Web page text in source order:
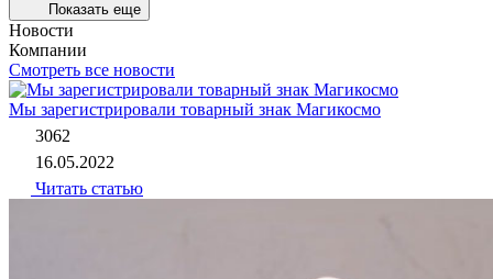
Показать еще
Новости
Компании
Смотреть все новости
Мы зарегистрировали товарный знак Магикосмо
3062
16.05.2022
Читать статью